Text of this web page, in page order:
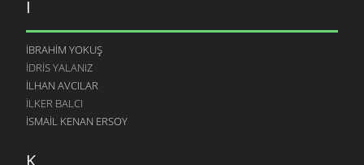
İ
İBRAHIM YOKUŞ
İDRIS YALANIZ
İLHAN AVCILAR
İLKER BALCI
İSMAIL KENAN ERSOY
K